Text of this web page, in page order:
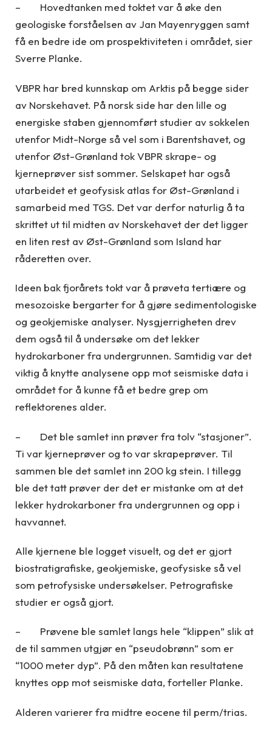
– Hovedtanken med toktet var å øke den
geologiske forståelsen av Jan Mayenryggen samt
få en bedre ide om prospektiviteten i området, sier
Sverre Planke.
VBPR har bred kunnskap om Arktis på begge sider
av Norskehavet. På norsk side har den lille og
energiske staben gjennomført studier av sokkelen
utenfor Midt-Norge så vel som i Barentshavet, og
utenfor Øst-Grønland tok VBPR skrape- og
kjerneprøver sist sommer. Selskapet har også
utarbeidet et geofysisk atlas for Øst-Grønland i
samarbeid med TGS. Det var derfor naturlig å ta
skrittet ut til midten av Norskehavet der det ligger
en liten rest av Øst-Grønland som Island har
råderetten over.
Ideen bak fjorårets tokt var å prøveta tertiære og
mesozoiske bergarter for å gjøre sedimentologiske
og geokjemiske analyser. Nysgjerrigheten drev
dem også til å undersøke om det lekker
hydrokarboner fra undergrunnen. Samtidig var det
viktig å knytte analysene opp mot seismiske data i
området for å kunne få et bedre grep om
reflektorenes alder.
– Det ble samlet inn prøver fra tolv “stasjoner”.
Ti var kjerneprøver og to var skrapeprøver. Til
sammen ble det samlet inn 200 kg stein. I tillegg
ble det tatt prøver der det er mistanke om at det
lekker hydrokarboner fra undergrunnen og opp i
havvannet.
Alle kjernene ble logget visuelt, og det er gjort
biostratigrafiske, geokjemiske, geofysiske så vel
som petrofysiske undersøkelser. Petrografiske
studier er også gjort.
– Prøvene ble samlet langs hele “klippen” slik at
de til sammen utgjør en “pseudobrønn” som er
“1000 meter dyp”. På den måten kan resultatene
knyttes opp mot seismiske data, forteller Planke.
Alderen varierer fra midtre eocene til perm/trias.